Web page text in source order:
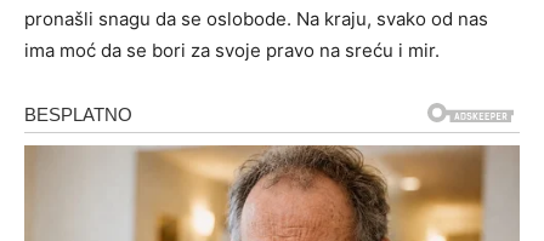
pronašli snagu da se oslobode. Na kraju, svako od nas
ima moć da se bori za svoje pravo na sreću i mir.